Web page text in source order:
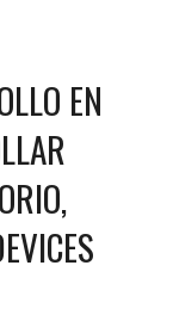
EN